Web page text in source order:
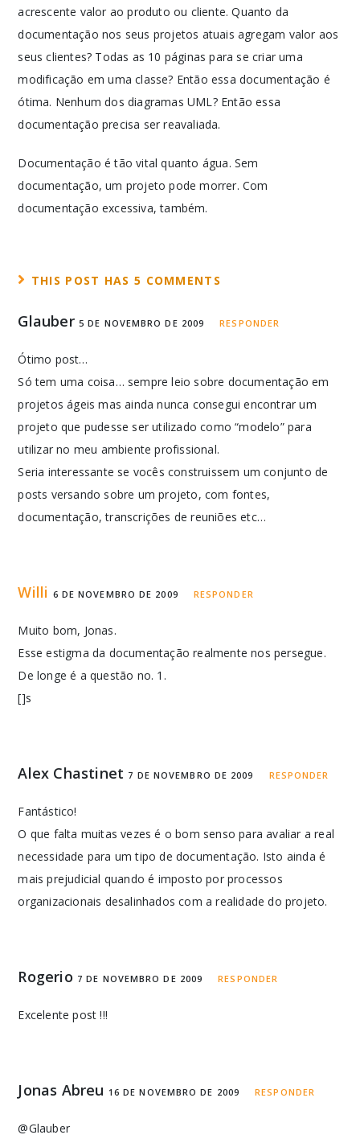
acrescente valor ao produto ou cliente. Quanto da
documentação nos seus projetos atuais agregam valor aos
seus clientes? Todas as 10 páginas para se criar uma
modificação em uma classe? Então essa documentação é
ótima. Nenhum dos diagramas UML? Então essa
documentação precisa ser reavaliada.
Documentação é tão vital quanto água. Sem
documentação, um projeto pode morrer. Com
documentação excessiva, também.
THIS POST HAS 5 COMMENTS
Glauber5 DE NOVEMBRO DE 2009 RESPONDER
Ótimo post…
Só tem uma coisa… sempre leio sobre documentação em
projetos ágeis mas ainda nunca consegui encontrar um
projeto que pudesse ser utilizado como “modelo” para
utilizar no meu ambiente profissional.
Seria interessante se vocês construissem um conjunto de
posts versando sobre um projeto, com fontes,
documentação, transcrições de reuniões etc…
Willi 6 DE NOVEMBRO DE 2009 RESPONDER
Muito bom, Jonas.
Esse estigma da documentação realmente nos persegue.
De longe é a questão no. 1.
[]s
Alex Chastinet 7 DE NOVEMBRO DE 2009 RESPONDER
Fantástico!
O que falta muitas vezes é o bom senso para avaliar a real
necessidade para um tipo de documentação. Isto ainda é
mais prejudicial quando é imposto por processos
organizacionais desalinhados com a realidade do projeto.
Rogerio 7 DE NOVEMBRO DE 2009 RESPONDER
Excelente post !!!
Jonas Abreu 16 DE NOVEMBRO DE 2009 RESPONDER
@Glauber